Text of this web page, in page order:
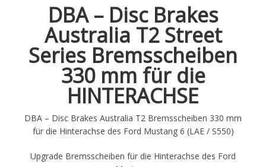
DBA – Disc Brakes
Australia T2 Street
Series Bremsscheiben
330 mm für die
HINTERACHSE
DBA – Disc Brakes Australia T2 Bremsscheiben 330 mm
für die Hinterachse des Ford Mustang 6 (LAE / S550)
Upgrade Bremsscheiben für die Hinterachse des Ford